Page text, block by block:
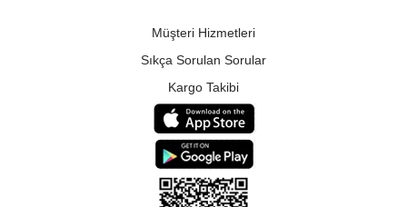
Müşteri Hizmetleri
Sıkça Sorulan Sorular
Kargo Takibi